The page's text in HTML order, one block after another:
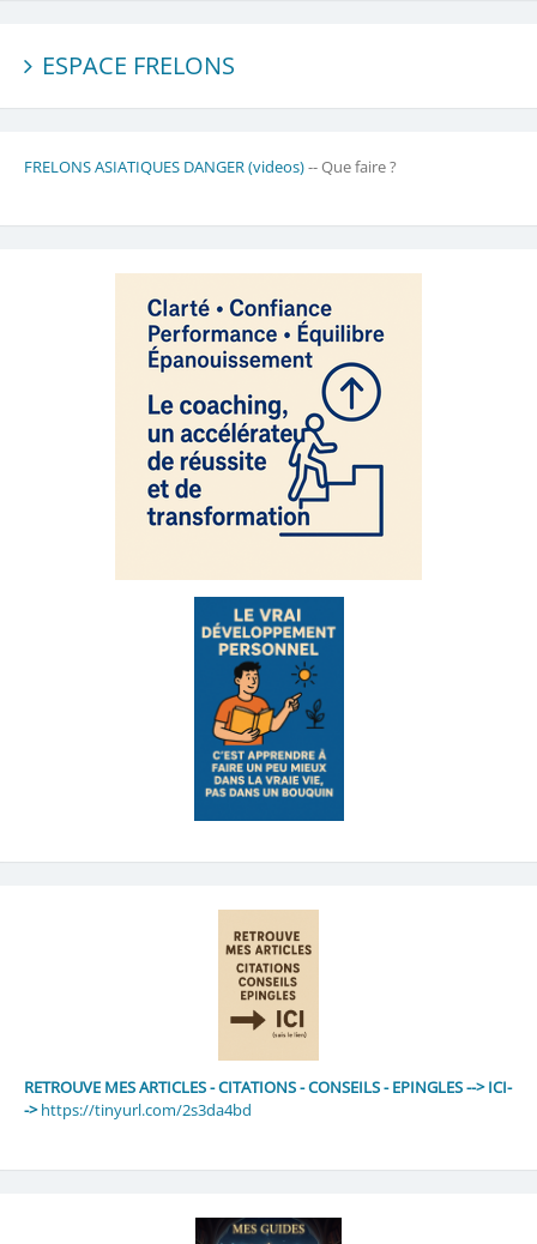
ESPACE FRELONS
FRELONS ASIATIQUES DANGER (videos)-- Que faire ?
RETROUVE MES ARTICLES - CITATIONS - CONSEILS - EPINGLES --> ICI-
-> https://tinyurl.com/2s3da4bd